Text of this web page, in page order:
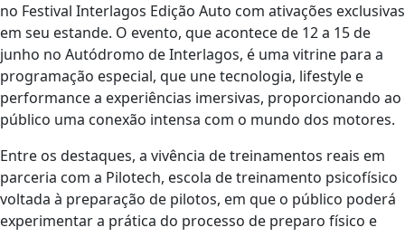
no Festival Interlagos Edição Auto com ativações exclusivas
em seu estande. O evento, que acontece de 12 a 15 de
junho no Autódromo de Interlagos, é uma vitrine para a
programação especial, que une tecnologia, lifestyle e
performance a experiências imersivas, proporcionando ao
público uma conexão intensa com o mundo dos motores.
Entre os destaques, a vivência de treinamentos reais em
parceria com a Pilotech, escola de treinamento psicofísico
voltada à preparação de pilotos, em que o público poderá
experimentar a prática do processo de preparo físico e